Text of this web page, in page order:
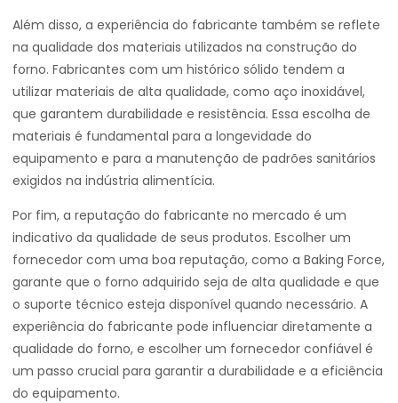
Além disso, a experiência do fabricante também se reflete
na qualidade dos materiais utilizados na construção do
forno. Fabricantes com um histórico sólido tendem a
utilizar materiais de alta qualidade, como aço inoxidável,
que garantem durabilidade e resistência. Essa escolha de
materiais é fundamental para a longevidade do
equipamento e para a manutenção de padrões sanitários
exigidos na indústria alimentícia.
Por fim, a reputação do fabricante no mercado é um
indicativo da qualidade de seus produtos. Escolher um
fornecedor com uma boa reputação, como a Baking Force,
garante que o forno adquirido seja de alta qualidade e que
o suporte técnico esteja disponível quando necessário. A
experiência do fabricante pode influenciar diretamente a
qualidade do forno, e escolher um fornecedor confiável é
um passo crucial para garantir a durabilidade e a eficiência
do equipamento.